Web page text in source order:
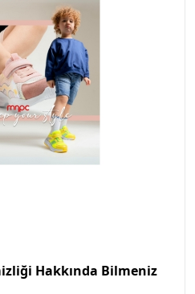
Hakkında Bilmeniz